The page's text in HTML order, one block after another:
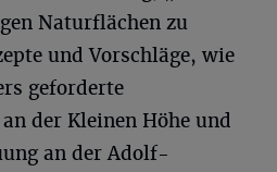
Naturflächen zu
und Vorschläge, wie
geforderte
der Kleinen Höhe und
an der Adolf-